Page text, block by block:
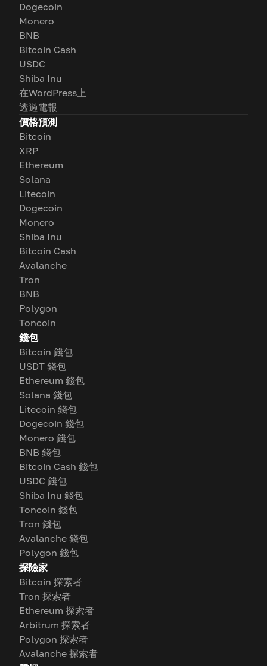
Dogecoin
Monero
BNB
Bitcoin Cash
USDC
Shiba Inu
在WordPress上
透過電報
價格預測
Bitcoin
XRP
Ethereum
Solana
Litecoin
Dogecoin
Monero
Shiba Inu
Bitcoin Cash
Avalanche
Tron
BNB
Polygon
Toncoin
錢包
Bitcoin 錢包
USDT 錢包
Ethereum 錢包
Solana 錢包
Litecoin 錢包
Dogecoin 錢包
Monero 錢包
BNB 錢包
Bitcoin Cash 錢包
USDC 錢包
Shiba Inu 錢包
Toncoin 錢包
Tron 錢包
Avalanche 錢包
Polygon 錢包
探險家
Bitcoin 探索者
Tron 探索者
Ethereum 探索者
Arbitrum 探索者
Polygon 探索者
Avalanche 探索者